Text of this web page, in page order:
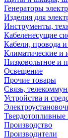
Генераторы
Изделия для
Инструменты,
Кабеленесущие
Кабели, провода и
Климатические и
Низковольтное и
Освещение
Прочие товары
Связь,
Устройства и
Твердотопливные
Производство
Производители